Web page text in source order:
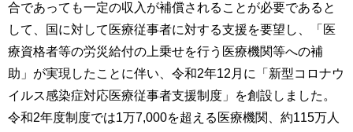
合であっても一定の収入が補償されることが必要であると
して、国に対して医療従事者に対する支援を要望し、「医
療資格者等の労災給付の上乗せを行う医療機関等への補
助」が実現したことに伴い、令和2年12月に「新型コロナウ
イルス感染症対応医療従事者支援制度」を創設しました。
令和2年度制度では1万7,000を超える医療機関、約115万人